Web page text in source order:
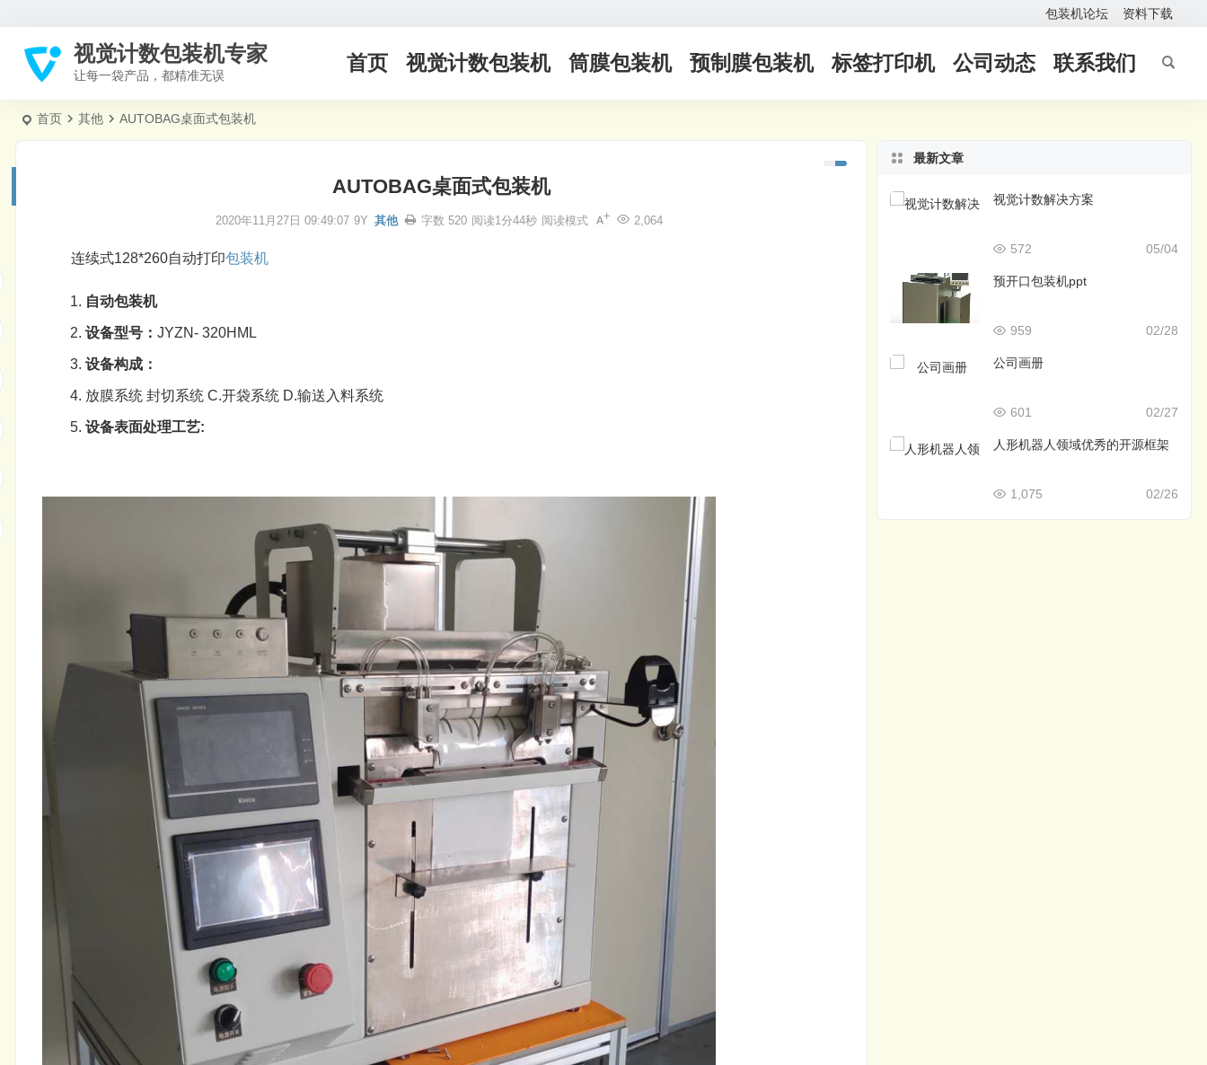
包装机论坛 资料下载
视觉计数包装机专家
让每一袋产品，都精准无误
首页 视觉计数包装机 筒膜包装机 预制膜包装机 标签打印机 公司动态 联系我们
首页 其他 AUTOBAG桌面式包装机
AUTOBAG桌面式包装机
2020年11月27日 09:49:07 9Y 其他 2,064
字数 520 阅读1分44秒 阅读模式
连续式128*260自动打印包装机
自动包装机
设备型号： JYZN- 320HML
设备构成：
放膜系统 封切系统 C.开袋系统 D.输送入料系统
设备表面处理工艺:
最新文章
视觉计数解决方案
05/04
572
预开口包装机ppt
02/28
959
公司画册
02/27
601
人形机器人领域优秀的开源框架
02/26
1,075